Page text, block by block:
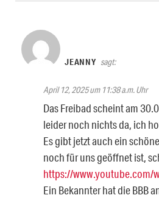
JEANNY sagt:
April 12, 2025 um 11:38 a.m. Uhr
Das Freibad scheint am
leider noch nichts da, ich
Es gibt jetzt auch ein
noch für uns geöffnet ist,
https://www.youtube.com/
Ein Bekannter hat die BBB